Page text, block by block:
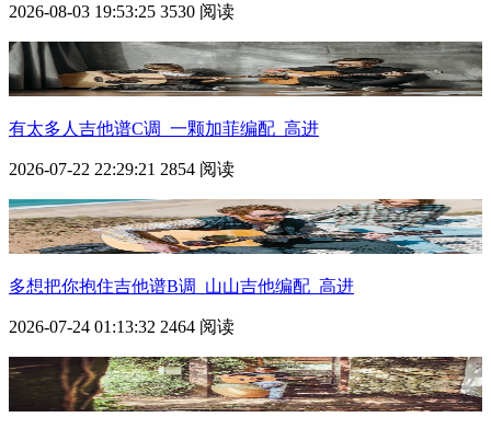
2026-08-03 19:53:25 3530 阅读
有太多人吉他谱C调_一颗加菲编配_高进
2026-07-22 22:29:21 2854 阅读
多想把你抱住吉他谱B调_山山吉他编配_高进
2026-07-24 01:13:32 2464 阅读